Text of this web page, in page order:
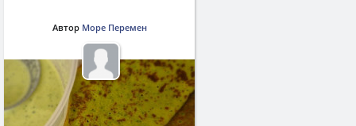
Автор Море Перемен